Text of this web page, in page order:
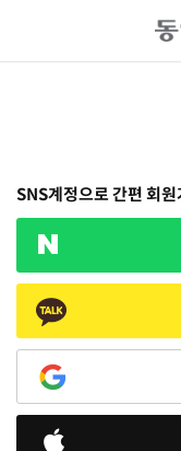
SNS계정으로 간편 회원